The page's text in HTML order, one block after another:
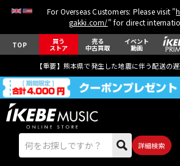
For Overseas Customers: Please visit "
gakki.com/" for direct
TOP 買う
ストア
売る
中古買取
イベント
動画
【重要】熊本県で発生した地震に伴う配送の
詳細検索